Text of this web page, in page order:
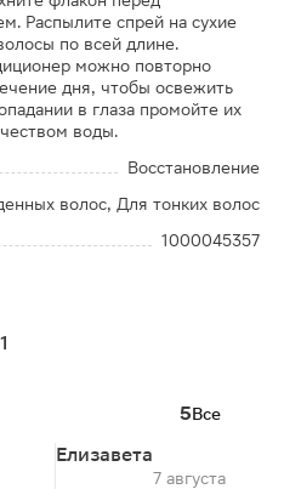
Распылите спрей на сухие
по всей длине.
можно повторно
дня, чтобы освежить
в глаза промойте их
воды.
Восстановление
волос, Для тонких волос
1000045357
5Все
Елизавета
7 августа